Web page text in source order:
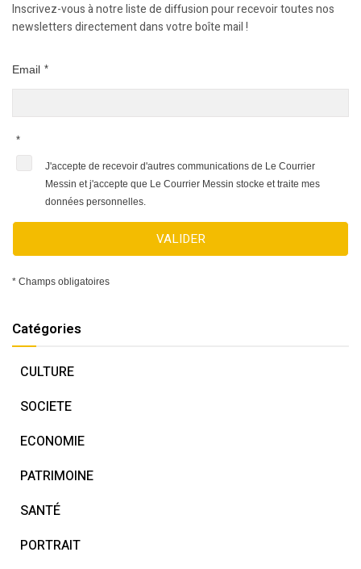
Inscrivez-vous à notre liste de diffusion pour recevoir toutes nos
newsletters directement dans votre boîte mail !
Email *
*
J'accepte de recevoir d'autres communications de Le Courrier
Messin et j'accepte que Le Courrier Messin stocke et traite mes
données personnelles.
VALIDER
* Champs obligatoires
Catégories
CULTURE
SOCIETE
ECONOMIE
PATRIMOINE
SANTÉ
PORTRAIT